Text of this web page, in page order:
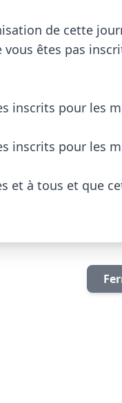
de cette
êtes pas
inscrits pour les
inscrits pour les
et à tous et que